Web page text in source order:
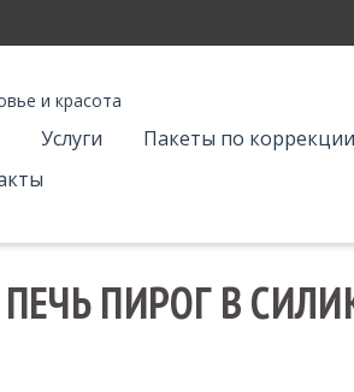
Услуги
Пакеты по
ПИРОГ В